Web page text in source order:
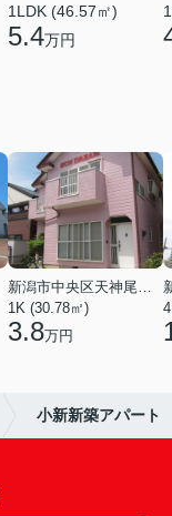
1LDK (46.57㎡)
5.4万円
1K (30.78㎡)
3.8万円
小新新築アパート